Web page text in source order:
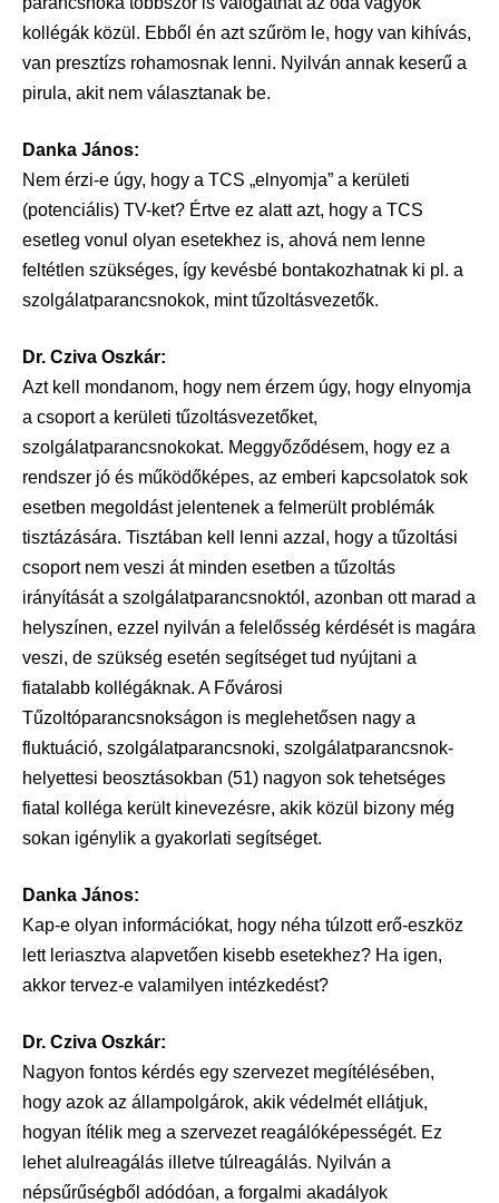
kollégák közül. Ebből én azt szűröm le, hogy van kihívás,
van presztízs rohamosnak lenni. Nyilván annak keserű a
pirula, akit nem választanak be.
Danka János:
Nem érzi-e úgy, hogy a TCS „elnyomja” a kerületi
(potenciális) TV-ket? Értve ez alatt azt, hogy a TCS
esetleg vonul olyan esetekhez is, ahová nem lenne
feltétlen szükséges, így kevésbé bontakozhatnak ki pl. a
szolgálatparancsnokok, mint tűzoltásvezetők.
Dr. Cziva Oszkár:
Azt kell mondanom, hogy nem érzem úgy, hogy elnyomja
a csoport a kerületi tűzoltásvezetőket,
szolgálatparancsnokokat. Meggyőződésem, hogy ez a
rendszer jó és működőképes, az emberi kapcsolatok sok
esetben megoldást jelentenek a felmerült problémák
tisztázására. Tisztában kell lenni azzal, hogy a tűzoltási
csoport nem veszi át minden esetben a tűzoltás
irányítását a szolgálatparancsnoktól, azonban ott marad a
helyszínen, ezzel nyilván a felelősség kérdését is magára
veszi, de szükség esetén segítséget tud nyújtani a
fiatalabb kollégáknak. A Fővárosi
Tűzoltóparancsnokságon is meglehetősen nagy a
fluktuáció, szolgálatparancsnoki, szolgálatparancsnok-
helyettesi beosztásokban (51) nagyon sok tehetséges
fiatal kolléga került kinevezésre, akik közül bizony még
sokan igénylik a gyakorlati segítséget.
Danka János:
Kap-e olyan információkat, hogy néha túlzott erő-eszköz
lett leriasztva alapvetően kisebb esetekhez? Ha igen,
akkor tervez-e valamilyen intézkedést?
Dr. Cziva Oszkár:
Nagyon fontos kérdés egy szervezet megítélésében,
hogy azok az állampolgárok, akik védelmét ellátjuk,
hogyan ítélik meg a szervezet reagálóképességét. Ez
lehet alulreagálás illetve túlreagálás. Nyilván a
népsűrűségből adódóan, a forgalmi akadályok